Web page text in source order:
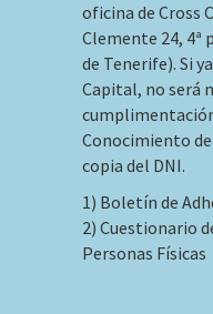
oficina de Cross
Clemente 24, 4ª
de Tenerife). Si
Capital, no será
Conocimiento
copia del DNI.
1) Boletín de
2) Cuestionario
Personas Físicas